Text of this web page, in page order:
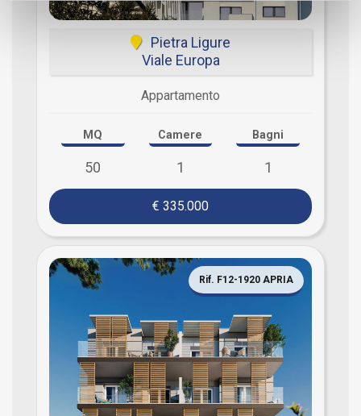
Pietra Ligure
Viale Europa
Appartamento
MQ
50
Camere
1
Bagni
1
€ 335.000
Rif. F12-1920 APRIA